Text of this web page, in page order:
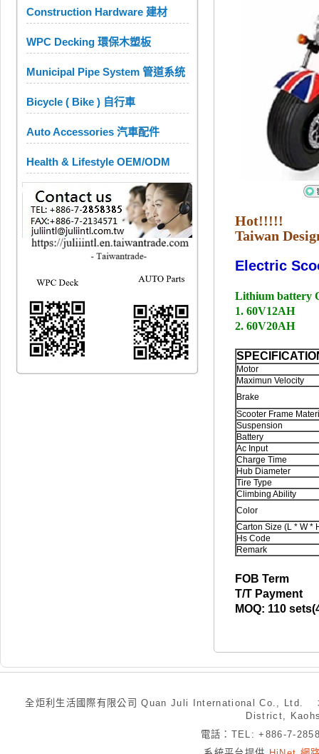
Construction Hardware 建材
WPC Decking 環保木塑板
Municipal Pipe System 管道系统
Bicycle ( Bike ) 自行車
Auto Accessories 汽車配件
Health & Lifestyle OEM/ODM
Hot!!!!!
Taiwan
Electric
Lithium battery
1. 60V12AH
2. 60V20AH
Motor
Maximun Velocity
Brake
Scooter Frame
Suspension
Battery
Ac Input
Charge Time
Hub Diameter
Tire Type
Climbing Ability
Color
Carton Size (L * W *
Hs Code
Remark
FOB Term
T/T Payment
MOQ: 110
全炬利生活國際有限公司 Quan Juli International Co., Ltd.
District,
電話：TEL: +886-7-